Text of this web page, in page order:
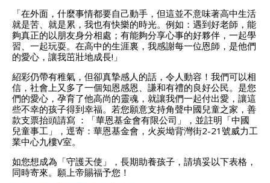
「在外面，什麼事情都要自己動手，但這並不意味著高中生活
就是苦、就是累，我也有快樂的時光。例如：遇到好老師，能
夠真正的以朋友身分相處；有能夠分享心事的好夥伴，一起學
習、一起玩耍。在高中的生涯裏，我感謝每一位恩師，是他們
的愛心，讓我茁壯地成長!」
紹彩仍帶有稚氣，但卻真摯感人的話，令人動容！我們可以相
信，社會上又多了一個知恩感恩、謙和有禮的良好公民。是您
們的愛心，孕育了他高尚的靈魂，就讓我們一起付出愛，讓這
些不幸的孩子得到幸福。若您願意支持角聲中國兒童之家，善
款支票抬頭請寫 ：「華恩基金會有限公司」，並註明「中國
兒童事工」，逕寄：華恩基金會，火炭坳背灣街2-21號威力工
業中心九樓V室。
如您想成為「守護天使」，長期助養孩子，請填妥以下表格，
同時寄來。願上帝賜福予您！